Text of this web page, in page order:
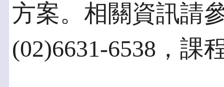
方案。相關資訊請
(02)6631-6538，課